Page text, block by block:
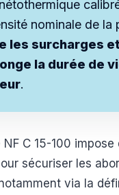
nominale de la
les surcharges et
la durée de
.
NF C 15-100 impose
sécuriser les
via la